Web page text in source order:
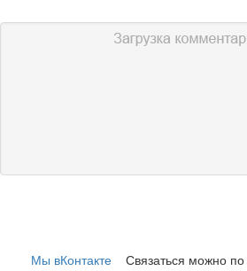
Мы вКонтакте Связаться можно по